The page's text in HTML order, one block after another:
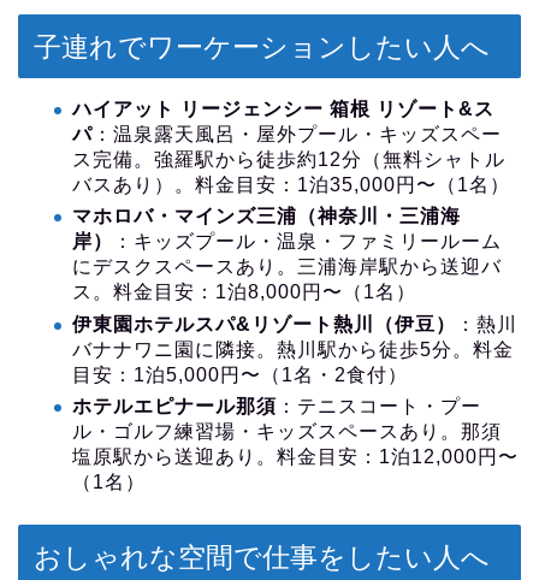
子連れでワーケーションしたい人へ
ハイアット リージェンシー 箱根 リゾート&ス
パ ：温泉露天風呂・屋外プール・キッズスペー
ス完備。強羅駅から徒歩約12分（無料シャトル
バスあり）。料金目安：1泊35,000円〜（1名）
マホロバ・マインズ三浦（神奈川・三浦海
岸）
：キッズプール・温泉・ファミリールーム
にデスクスペースあり。三浦海岸駅から送迎バ
ス。料金目安：1泊8,000円〜（1名）
伊東園ホテルスパ&リゾート熱川（伊豆）
：熱川
バナナワニ園に隣接。熱川駅から徒歩5分。料金
目安：1泊5,000円〜（1名・2食付）
ホテルエピナール那須 ：テニスコート・プー
ル・ゴルフ練習場・キッズスペースあり。那須
塩原駅から送迎あり。料金目安：1泊12,000円〜
（1名）
おしゃれな空間で仕事をしたい人へ